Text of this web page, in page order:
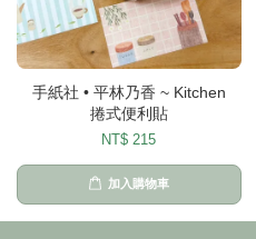
手紙社 • 平林乃香 ~ Kitchen
捲式便利貼
NT$ 215
加入購物車